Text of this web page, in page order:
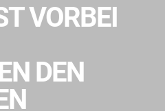
VORBEI
DEN